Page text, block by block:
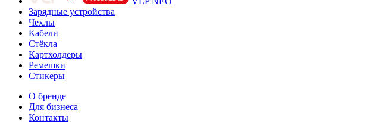
Зарядные устройства
Чехлы
Кабели
Cтёкла
Картхолдеры
Ремешки
Стикеры
О бренде
Для бизнеса
Контакты